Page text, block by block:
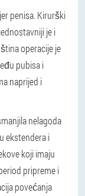
penisa. Kirurški
je i
operacije je
pubisa i
naprijed i
nelagoda
ekstendera i
koji imaju
pripreme i
povećanja